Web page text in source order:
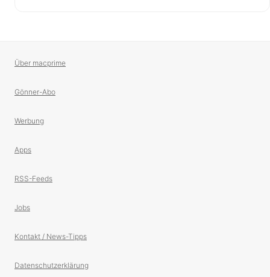
Über macprime
Gönner-Abo
Werbung
Apps
RSS-Feeds
Jobs
Kontakt / News-Tipps
Datenschutzerklärung